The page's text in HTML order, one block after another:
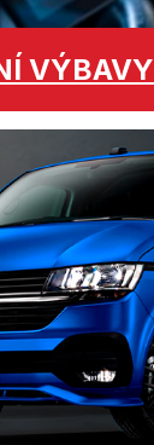
VÝBAVY